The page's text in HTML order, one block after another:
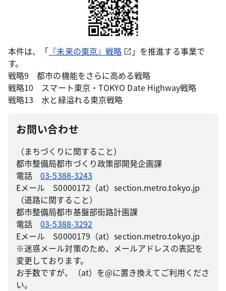
本件は、「 『未来の東京』戦略
」を推進する事業で
す。
戦略9 都市の機能をさらに高める戦略
戦略10 スマート東京・TOKYO Date Highway戦略
戦略13 水と緑溢れる東京戦略
お問い合わせ
（まちづくりに関すること）
都市整備局都市づくり政策部開発企画課
電話03-5388-3243
Eメール S0000172（at）section.metro.tokyo.jp
（道路に関すること）
都市整備局都市基盤部街路計画課
電話03-5388-3292
Eメール S0000179（at）section.metro.tokyo.jp
※迷惑メール対策のため、メールアドレスの表記を
変更しております。
お手数ですが、（at）を@に置き換えてご利用くださ
い。